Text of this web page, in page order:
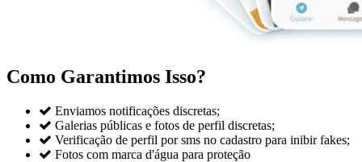
Como Garantimos Isso?
 Enviamos notificações discretas;
 Galerias públicas e fotos de perfil discretas;
 Verificação de perfil por sms no cadastro para inibir fakes;
 Fotos com marca d'água para proteção